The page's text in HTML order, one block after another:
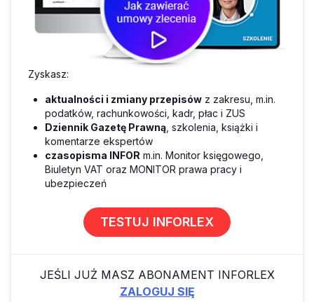
Zyskasz:
aktualności i zmiany przepisów z zakresu, m.in.
podatków, rachunkowości, kadr, płac i ZUS
Dziennik Gazetę Prawną , szkolenia, książki i
komentarze ekspertów
czasopisma INFOR m.in. Monitor księgowego,
Biuletyn VAT oraz MONITOR prawa pracy i
ubezpieczeń
TESTUJ INFORLEX
JEŚLI JUŻ MASZ ABONAMENT INFORLEX
ZALOGUJ SIĘ